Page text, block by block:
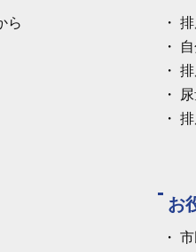
ら
お
市